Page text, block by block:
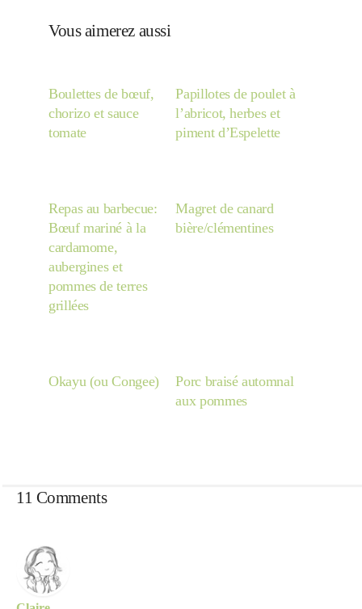
Vous aimerez aussi
Boulettes de bœuf,
chorizo et sauce
tomate
Papillotes de poulet à
l’abricot, herbes et
piment d’Espelette
Repas au barbecue:
Bœuf mariné à la
cardamome,
aubergines et
pommes de terres
grillées
Magret de canard
bière/clémentines
Okayu (ou Congee)
Porc braisé automnal
aux pommes
11 Comments